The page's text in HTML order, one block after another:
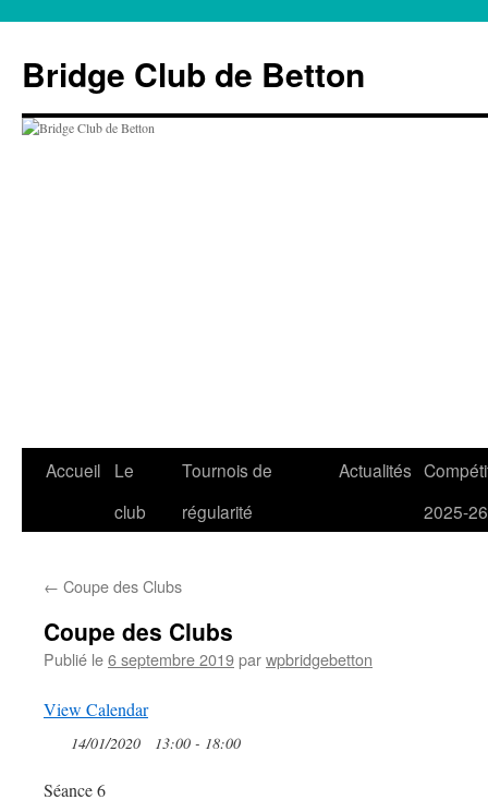
contenu
Bridge Club de Betton
Accueil
Le
club
Tournois de
régularité
Actualités
2025-26
← Coupe des Clubs
Coupe des Clubs
Publié le6 septembre 2019parwpbridgebetton
View Calendar
14/01/2020 13:00 - 18:00
Séance 6